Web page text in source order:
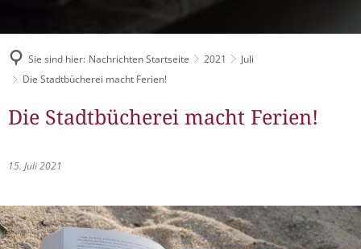
Konzertsaal LMAH
Schlitzer Geschichten
Sie sind hier: Nachrichten Startseite 2021
Juli
Die Stadtbücherei macht Ferien!
Die Stadtbücherei macht Ferien!
15. Juli 2021